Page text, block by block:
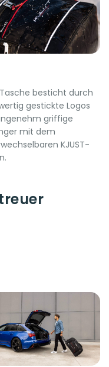
besticht durch
gestickte Logos
griffige
mit dem
KJUST-